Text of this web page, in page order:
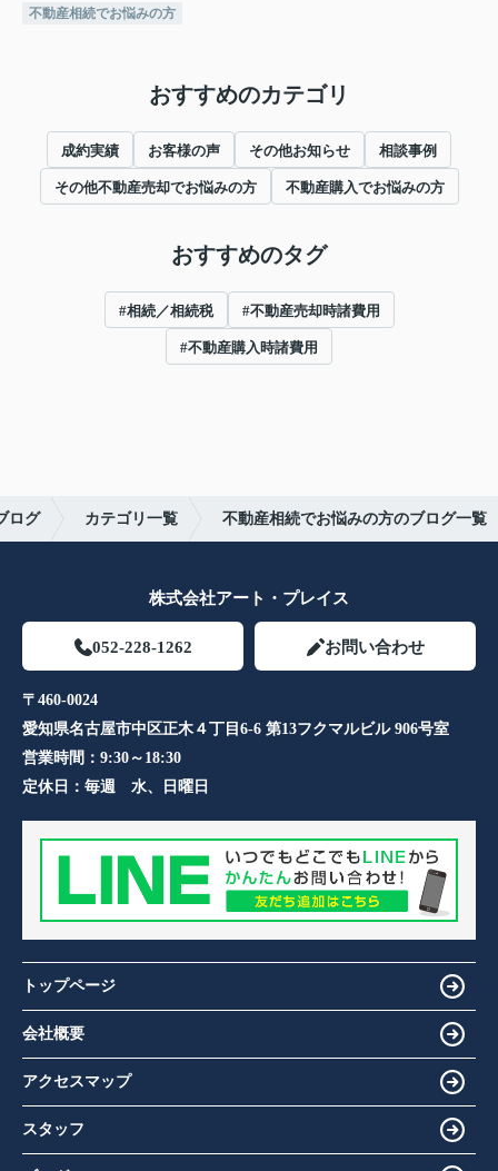
不動産相続でお悩みの方
おすすめのカテゴリ
成約実績 お客様の声 その他お知らせ 相談事例
その他不動産売却でお悩みの方 不動産購入でお悩みの方
おすすめのタグ
#相続／相続税 #不動産売却時諸費用
#不動産購入時諸費用
ログ カテゴリ一覧 不動産相続でお悩みの方のブログ一覧
株式会社アート・プレイス
052-228-1262 お問い合わせ
〒460-0024
愛知県名古屋市中区正木４丁目6-6 第13フクマルビル 906号室​
営業時間： 9:30～18:30
定休日： 毎週 水、日曜日
トップページ
会社概要
アクセスマップ
スタッフ